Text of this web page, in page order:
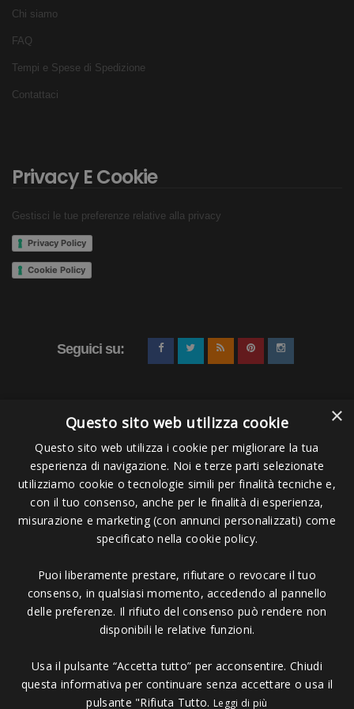
Chi siamo
FAQ
Tempi e Spese di Spedizione
Contattaci
Privacy E Cookie
Gestisci le tue preferenze relative alla privacy
Privacy Policy
Cookie Policy
Seguici su:
Pagamenti Accettati
Copyright © 2006 - 2023 -
Massa MS - Tel 0585026137 - P.IVA 01151030457 - REA MS 117168
×
Questo sito web utilizza cookie
Questo sito web utilizza i cookie per migliorare la tua
esperienza di navigazione. Noi e terze parti selezionate
utilizziamo cookie o tecnologie simili per finalità tecniche e,
con il tuo consenso, anche per le finalità di esperienza,
misurazione e marketing (con annunci personalizzati) come
specificato nella cookie policy.
Puoi liberamente prestare, rifiutare o revocare il tuo
consenso, in qualsiasi momento, accedendo al pannello
delle preferenze. Il rifiuto del consenso può rendere non
disponibili le relative funzioni.
Usa il pulsante “Accetta tutto” per acconsentire. Chiudi
questa informativa per continuare senza accettare o usa il
pulsante "Rifiuta Tutto. Leggi di più